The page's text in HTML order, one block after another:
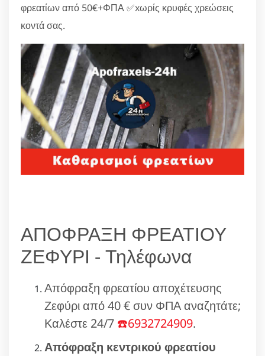
φρεατίων από 50€+ΦΠΑ ✅xωρίς κρυφές χρεώσεις
κοντά σας.
ΑΠΟΦΡΑΞΗ ΦΡΕΑΤΙΟΥ
ΖΕΦΥΡΙ - Τηλέφωνα
Απόφραξη φρεατίου αποχέτευσης
Ζεφύρι από 40 € συν ΦΠΑ αναζητάτε;
Καλέστε 24/7 ☎️6932724909.
Απόφραξη κεντρικού φρεατίου